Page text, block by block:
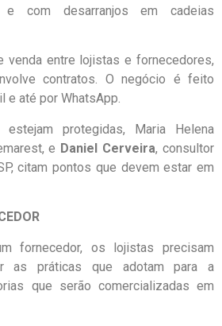
e com desarranjos em cadeias
venda entre lojistas e fornecedores,
contratos. O negócio é feito
e até por WhatsApp.
protegidas, Maria Helena
e Daniel Cerveira, consultor
citam pontos que devem estar em
fornecedor, os lojistas precisam
as práticas que adotam para a
que serão comercializadas em